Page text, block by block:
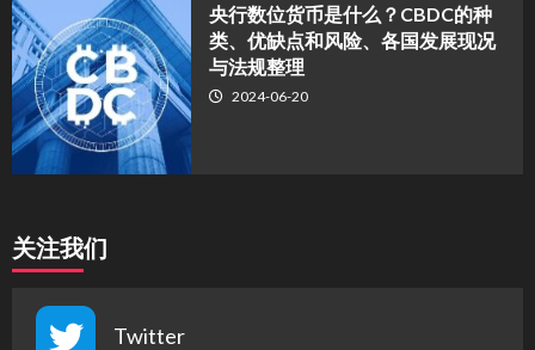
央行数位货币是什么？CBDC的种
类、优缺点和风险、各国发展现况
与法规整理
2024-06-20
关注我们
Twitter